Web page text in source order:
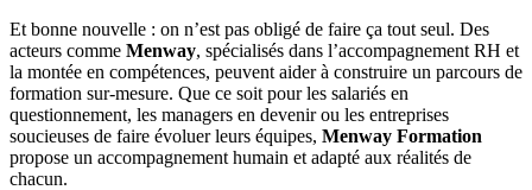
Et bonne nouvelle : on n’est pas obligé de faire ça tout seul. Des
acteurs comme Menway, spécialisés dans l’accompagnement RH et
la montée en compétences, peuvent aider à construire un parcours de
formation sur-mesure. Que ce soit pour les salariés en
questionnement, les managers en devenir ou les entreprises
soucieuses de faire évoluer leurs équipes, Menway Formation
propose un accompagnement humain et adapté aux réalités de
chacun.